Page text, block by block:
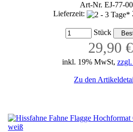
Art-Nr. EJ-77-
Lieferzeit:
Stück
29,90 €
inkl. 19% MwSt, zzgl.
Zu den